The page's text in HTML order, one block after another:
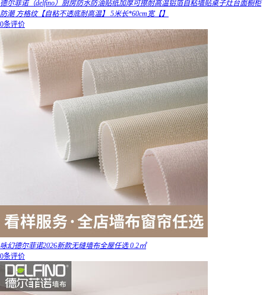
德尔菲诺（delfino）厨房防水防油贴纸加厚可擦耐高温铝箔自粘墙贴桌子灶台面橱柜
防潮 方格纹【自粘不透底耐高温】 5米长*60cm宽【】
0条评价
咏幻德尔菲诺2026新款无缝墙布全屋任选 0.2㎡
0条评价